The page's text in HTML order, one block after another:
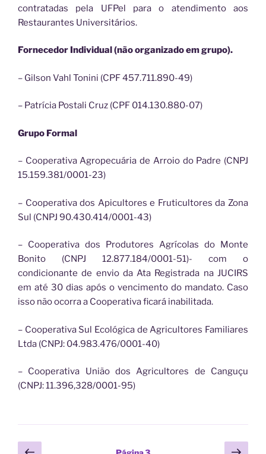
contratadas pela UFPel para o atendimento aos
Restaurantes Universitários.
Fornecedor Individual (não organizado em grupo).
– Gilson Vahl Tonini (CPF 457.711.890-49)
– Patrícia Postali Cruz (CPF 014.130.880-07)
Grupo Formal
– Cooperativa Agropecuária de Arroio do Padre (CNPJ
15.159.381/0001-23)
– Cooperativa dos Apicultores e Fruticultores da Zona
Sul (CNPJ 90.430.414/0001-43)
– Cooperativa dos Produtores Agrícolas do Monte
Bonito (CNPJ 12.877.184/0001-51)- com o
condicionante de envio da Ata Registrada na JUCIRS
em até 30 dias após o vencimento do mandato. Caso
isso não ocorra a Cooperativa ficará inabilitada.
– Cooperativa Sul Ecológica de Agricultores Familiares
Ltda (CNPJ: 04.983.476/0001-40)
– Cooperativa União dos Agricultores de Canguçu
(CNPJ: 11.396,328/0001-95)
Paginação